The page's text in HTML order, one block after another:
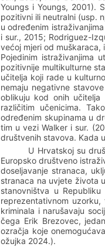
Youngs i Youngs, 2001).
pozitivni ili neutralni (usp.
u određenim
i sur., 2015; Rodriguez-
većoj mjeri od muškaraca,
Pojedinim istraživanjima
pozitivnije multikulturne
učitelja koji rade u
nemaju negativne
oblikuju kod onih
različitim učenicima.
određenim skupinama u
tim u vezi Walker i sur.
društvenih stavova. Kada
U Hrvatskoj su
Europsko društveno
doseljavanje stranaca,
stranaca na uvjete života
stanovništva u
reprezentativnom
kriminala i narušavaju
čega Erik Brezovec,
ozračja koje
ožujka 2024.).